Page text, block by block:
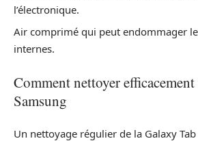
l’électronique.
Air comprimé qui peut endommager
internes.
Comment nettoyer
Samsung
Un nettoyage régulier de la Galaxy